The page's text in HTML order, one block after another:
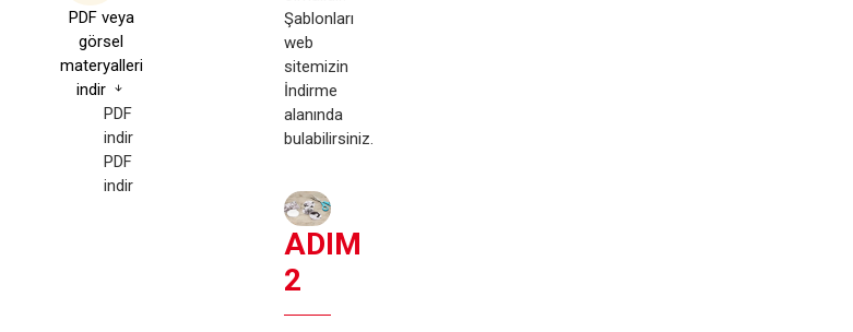
PDF veya
görsel
materyalleri
indir
PDF
indir
PDF
indir
Şablonları
web
sitemizin
İndirme
alanında
bulabilirsiniz.
ADIM
2